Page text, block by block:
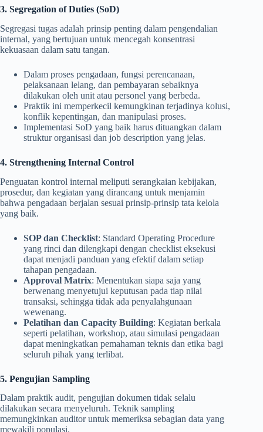
3. Segregation of Duties (SoD)
Segregasi tugas adalah prinsip penting dalam pengendalian
internal, yang bertujuan untuk mencegah konsentrasi
kekuasaan dalam satu tangan.
Dalam proses pengadaan, fungsi perencanaan,
pelaksanaan lelang, dan pembayaran sebaiknya
dilakukan oleh unit atau personel yang berbeda.
Praktik ini memperkecil kemungkinan terjadinya kolusi,
konflik kepentingan, dan manipulasi proses.
Implementasi SoD yang baik harus dituangkan dalam
struktur organisasi dan job description yang jelas.
4. Strengthening Internal Control
Penguatan kontrol internal meliputi serangkaian kebijakan,
prosedur, dan kegiatan yang dirancang untuk menjamin
bahwa pengadaan berjalan sesuai prinsip-prinsip tata kelola
yang baik.
SOP dan Checklist: Standard Operating Procedure
yang rinci dan dilengkapi dengan checklist eksekusi
dapat menjadi panduan yang efektif dalam setiap
tahapan pengadaan.
Approval Matrix: Menentukan siapa saja yang
berwenang menyetujui keputusan pada tiap nilai
transaksi, sehingga tidak ada penyalahgunaan
wewenang.
Pelatihan dan Capacity Building: Kegiatan berkala
seperti pelatihan, workshop, atau simulasi pengadaan
dapat meningkatkan pemahaman teknis dan etika bagi
seluruh pihak yang terlibat.
5. Pengujian Sampling
Dalam praktik audit, pengujian dokumen tidak selalu
dilakukan secara menyeluruh. Teknik sampling
memungkinkan auditor untuk memeriksa sebagian data yang
mewakili populasi.